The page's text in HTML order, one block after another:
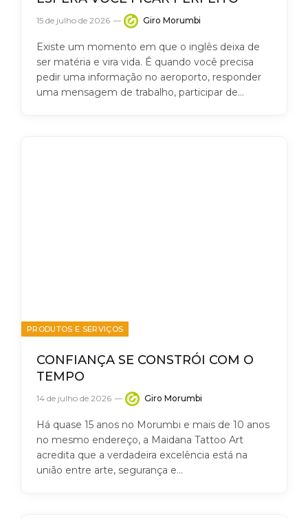
15 de julho de 2026 Giro Morumbi
Existe um momento em que o inglês deixa de
ser matéria e vira vida. É quando você precisa
pedir uma informação no aeroporto, responder
uma mensagem de trabalho, participar de…
PRODUTOS E SERVIÇOS
CONFIANÇA SE CONSTRÓI COM O
TEMPO
14 de julho de 2026 Giro Morumbi
Há quase 15 anos no Morumbi e mais de 10 anos
no mesmo endereço, a Maidana Tattoo Art
acredita que a verdadeira excelência está na
união entre arte, segurança e…